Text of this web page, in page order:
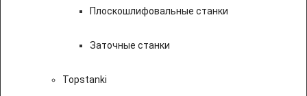
Плоскошлифовальные станки
Заточные станки
Topstanki